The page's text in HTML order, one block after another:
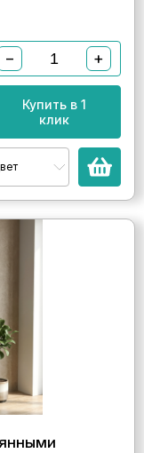
− +
Купить в 1
клик